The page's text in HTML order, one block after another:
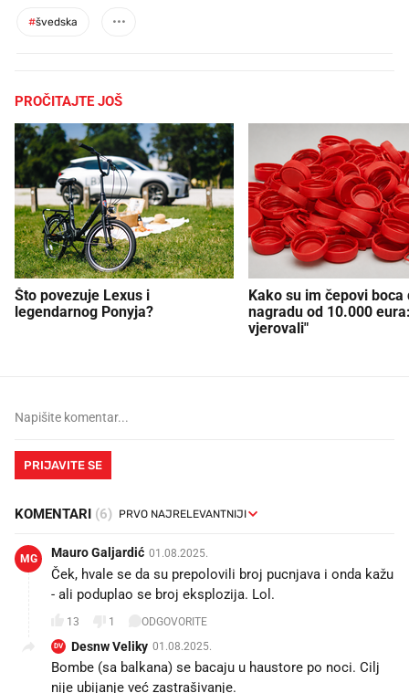
#švedska
PROČITAJTE JOŠ
Što povezuje Lexus i
legendarnog Ponyja?
Kako su im čepovi boca
nagradu od 10.000
vjerovali"
PRIJAVITE SE
KOMENTARI (6)
MG Mauro Galjardić 01.08.2025.
Ček, hvale se da su prepolovili broj pucnjava i onda kažu
- ali poduplao se broj eksplozija. Lol.
13 1 ODGOVORITE
DV Desnw Veliky 01.08.2025.
Bombe (sa balkana) se bacaju u haustore po noci. Cilj
nije ubijanje već zastrašivanje.